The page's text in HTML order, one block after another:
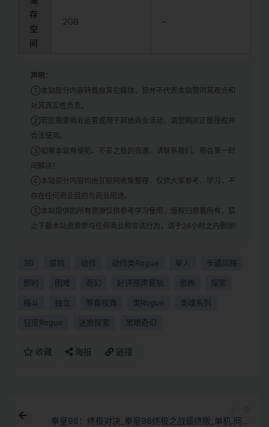
存
空
间
2GB –
声明：
①本站部分内容转载自其它媒体，但并不代表本站赞同其观点和
对其真实性负责。
②若您需要商业运营或用于其他商业活动，请您购买正版授权并
合法使用。
③如果本站有侵犯、不妥之处的资源，请联系我们。将会第一时
间解决！
④本站部分内容均由互联网收集整理，仅供大家参考、学习，不
存在任何商业目的与商业用途。
⑤本站提供的所有资源仅供参考学习使用，版权归原著所有，禁
止下载本站资源参与任何商业和非法行为，请于24小时之内删除!
3D 冒险 动作 动作类Rogue 单人 卡通风格
即时 困难 奇幻 好评原声音轨 恐怖 探索
格斗 独立 等角视角 类Rogue 类魂系列
轻度Rogue 迷宫探索 黑暗奇幻
收藏 海报 链接
拳皇98：终极对决_拳皇98终极之战最终版_单机.同屏